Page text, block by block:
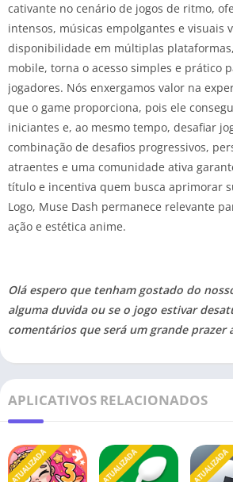
cativante no cenário de jogos de ritmo,
intensos, músicas empolgantes e visuais
disponibilidade em múltiplas
mobile, torna o acesso simples e prático
jogadores. Nós enxergamos valor na
que o game proporciona, pois ele
iniciantes e, ao mesmo tempo, desafiar
combinação de desafios progressivos,
atraentes e uma comunidade ativa
título e incentiva quem busca aprimorar
Logo, Muse Dash permanece relevante
ação e estética anime.
Olá espero que tenham gostado do
alguma duvida ou se o jogo estivar
comentários que será um grande prazer
APLICATIVOS RELACIONADOS
ATUALIZADA ATUALIZADA ATUALIZADA